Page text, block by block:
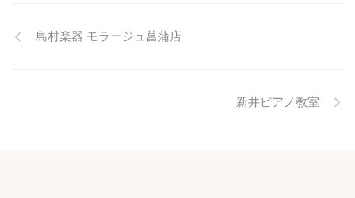
島村楽器 モラージュ菖蒲店
新井ピアノ教室